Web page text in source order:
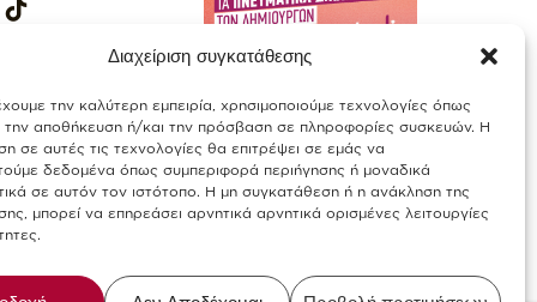
Διαχείριση συγκατάθεσης
την καλύτερη εμπειρία, χρησιμοποιούμε τεχνολογίες όπως
την αποθήκευση ή/και την πρόσβαση σε πληροφορίες συσκευών. Η
σε αυτές τις τεχνολογίες θα επιτρέψει σε εμάς να
δεδομένα όπως συμπεριφορά περιήγησης ή μοναδικά
σε αυτόν τον ιστότοπο. Η μη συγκατάθεση ή η ανάκληση της
μπορεί να επηρεάσει αρνητικά αρνητικά ορισμένες λειτουργίες
Allergens-Food Safety